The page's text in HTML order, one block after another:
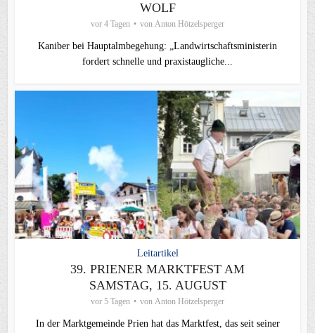
WOLF
vor 4 Tagen von Anton Hötzelsperger
Kaniber bei Hauptalmbegehung: „Landwirtschaftsministerin
fordert schnelle und praxistaugliche...
Leitartikel
39. PRIENER MARKTFEST AM
SAMSTAG, 15. AUGUST
vor 5 Tagen von Anton Hötzelsperger
In der Marktgemeinde Prien hat das Marktfest, das seit seiner